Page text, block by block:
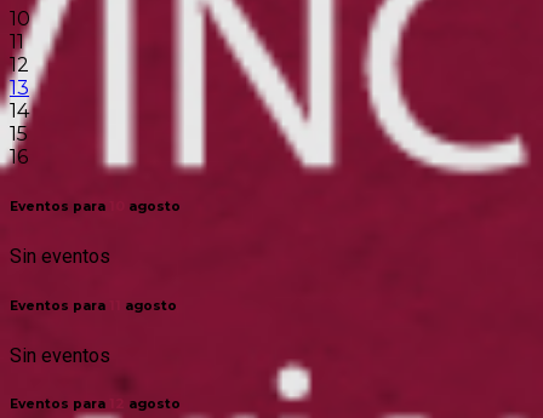
10
11
12
13
14
15
16
Eventos para agosto
Sin eventos
Eventos para agosto
Sin eventos
Eventos para agosto